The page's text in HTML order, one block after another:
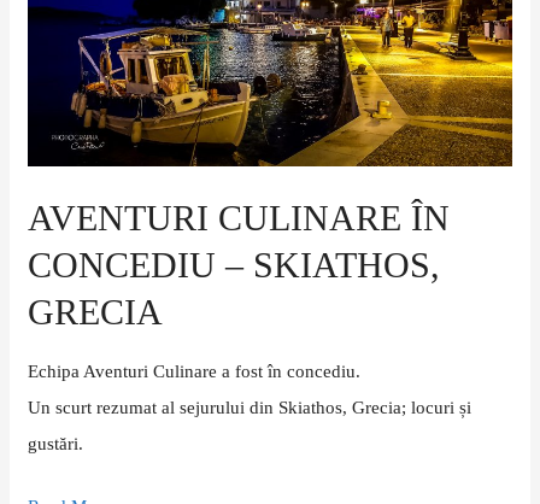
AVENTURI CULINARE ÎN
CONCEDIU – SKIATHOS,
GRECIA
Echipa Aventuri Culinare a fost în concediu.
Un scurt rezumat al sejurului din Skiathos, Grecia; locuri și
gustări.
concediu
Skiathos,